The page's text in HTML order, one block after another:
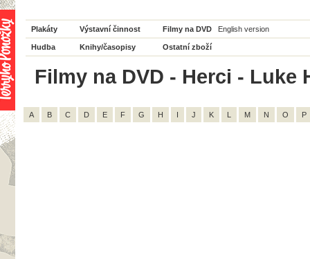
Plakáty Výstavní činnost Filmy na DVD English version
Hudba Knihy/časopisy Ostatní zboží
Filmy na DVD - Herci - Luke
A B C D E F G H I J K L M N O P